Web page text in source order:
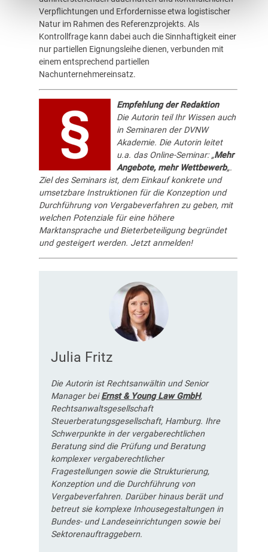
Verpflichtungen und Erfordernisse etwa logistischer
Natur im Rahmen des Referenzprojekts. Als
Kontrollfrage kann dabei auch die Sinnhaftigkeit einer
nur partiellen Eignungsleihe dienen, verbunden mit
einem entsprechend partiellen
Nachunternehmereinsatz.
Empfehlung der Redaktion
Die Autorin teil Ihr Wissen auch
in Seminaren derDVNW
Akademie. Die Autorin leitet
u.a. das Online-Seminar: „Mehr
Angebote, mehr Wettbewerb„.
Ziel des Seminars ist, dem Einkauf konkrete und
umsetzbare Instruktionen für die Konzeption und
Durchführung von Vergabeverfahren zu geben, mit
welchen Potenziale für eine höhere
Marktansprache und Bieterbeteiligung begründet
und gesteigert werden. Jetzt anmelden!
Julia Fritz
Die Autorin ist Rechtsanwältin und Senior
Manager beiErnst & Young Law GmbH,
Rechtsanwaltsgesellschaft
Steuerberatungsgesellschaft, Hamburg. Ihre
Schwerpunkte in der vergaberechtlichen
Beratung sind die Prüfung und Beratung
komplexer vergaberechtlicher
Fragestellungen sowie die Strukturierung,
Konzeption und die Durchführung von
Vergabeverfahren. Darüber hinaus berät und
betreut sie komplexe Inhousegestaltungen in
Bundes- und Landeseinrichtungen sowie bei
Sektorenauftraggebern.